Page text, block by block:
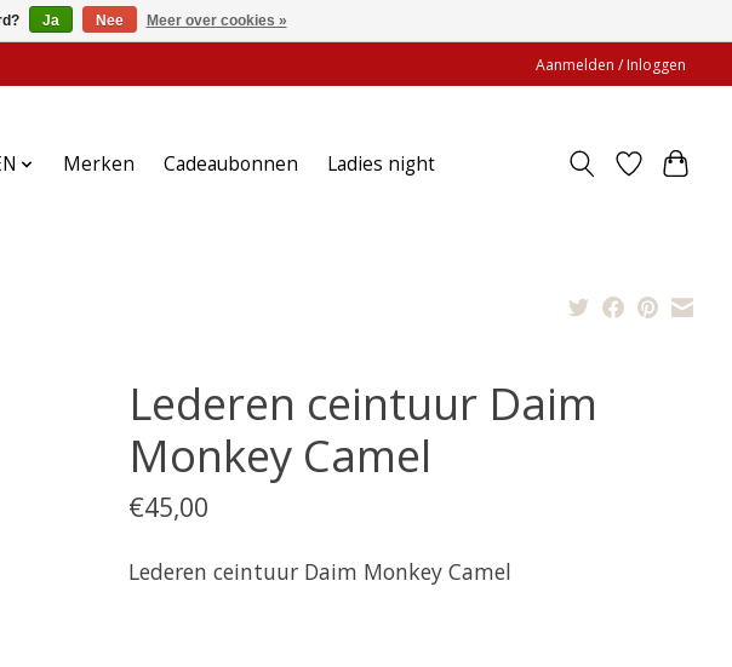
Aanmelden / Inloggen
Merken Cadeaubonnen Ladies night
Lederen ceintuur Daim
Monkey Camel
€45,00
Lederen ceintuur Daim Monkey Camel
Ja Nee Meer over cookies »